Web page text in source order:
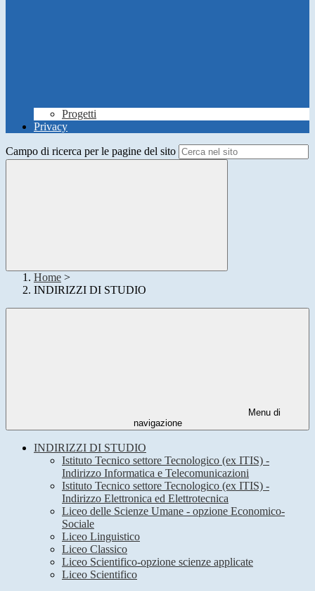
Progetti
Privacy
Campo di ricerca per le pagine del sito
Home >
INDIRIZZI DI STUDIO
Menu di
navigazione
INDIRIZZI DI STUDIO
Istituto Tecnico settore Tecnologico (ex ITIS) -
Indirizzo Informatica e Telecomunicazioni
Istituto Tecnico settore Tecnologico (ex ITIS) -
Indirizzo Elettronica ed Elettrotecnica
Liceo delle Scienze Umane - opzione Economico-
Sociale
Liceo Linguistico
Liceo Classico
Liceo Scientifico-opzione scienze applicate
Liceo Scientifico